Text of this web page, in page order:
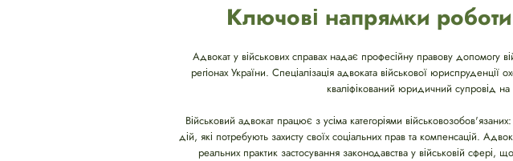
Ключові напрямки
Адвокат у військових справах надає професійну правову допомогу
регіонах України. Спеціалізація адвоката військової
кваліфікований юридичний супровід на
Військовий адвокат працює з усіма категоріями
дій, які потребують захисту своїх соціальних прав та компенсацій.
реальних практик застосування законодавства у військовій сфері,